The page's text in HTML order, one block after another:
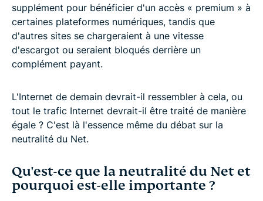
supplément pour bénéficier d'un accès « premium » à
certaines plateformes numériques, tandis que
d'autres sites se chargeraient à une vitesse
d'escargot ou seraient bloqués derrière un
complément payant.
L'Internet de demain devrait-il ressembler à cela, ou
tout le trafic Internet devrait-il être traité de manière
égale ? C'est là l'essence même du débat sur la
neutralité du Net.
Qu'est-ce que la neutralité du Net et
pourquoi est-elle importante ?